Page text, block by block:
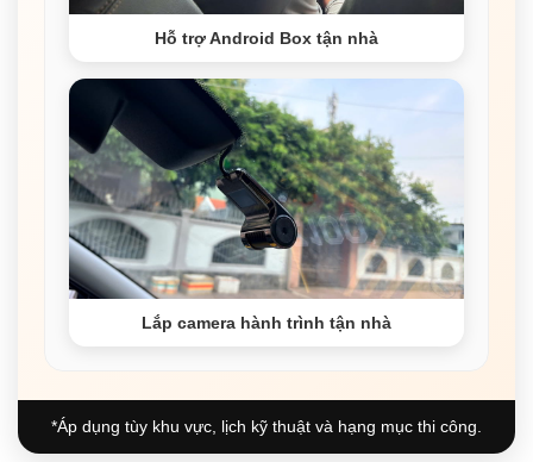
Hỗ trợ Android Box tận nhà
Lắp camera hành trình tận nhà
*Áp dụng tùy khu vực, lịch kỹ thuật và hạng mục thi công.